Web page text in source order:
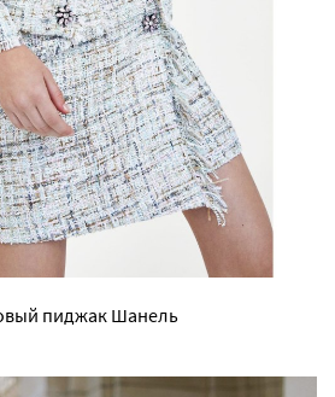
пиджак Шанель